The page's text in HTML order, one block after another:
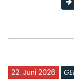
22. Juni 2026